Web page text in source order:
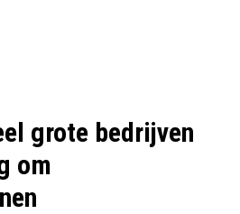
grote bedrijven
om